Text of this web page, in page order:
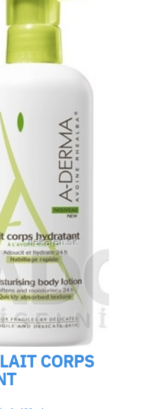
CORPS